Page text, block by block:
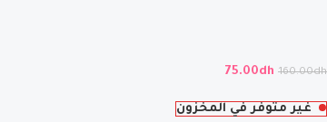
160.00dh
75.00dh
غير متوفر في المخزون